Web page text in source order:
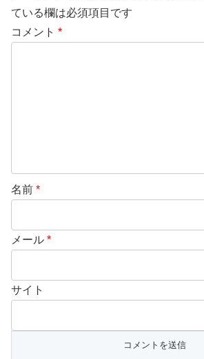
ている欄は必須項目です
コメント *
名前 *
メール *
サイト